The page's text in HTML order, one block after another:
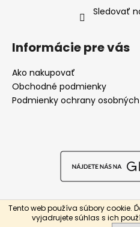
Tento web používa súbory cookie.
vyjadrujete súhlas s ich
Sledovať
Informácie pre vás
Ako nakupovať
Obchodné podmienky
Podmienky ochrany